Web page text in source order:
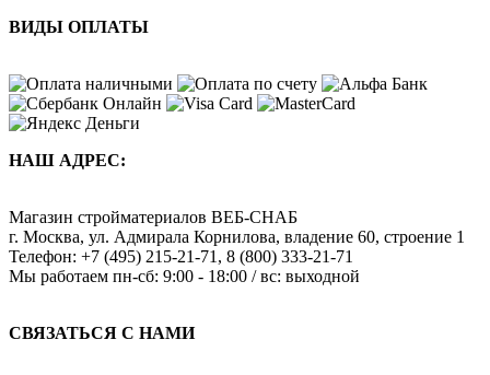
ВИДЫ ОПЛАТЫ
НАШ АДРЕС:
Магазин стройматериалов ВЕБ-СНАБ
г. Москва, ул. Адмирала Корнилова, владение 60, строение 1
Телефон: +7 (495) 215-21-71 , 8 (800) 333-21-71
Мы работаем пн-сб: 9:00 - 18:00 / вс: выходной
СВЯЗАТЬСЯ С НАМИ